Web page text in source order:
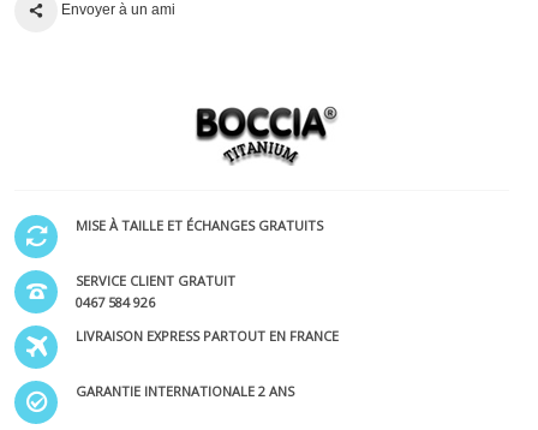
Envoyer à un ami
MISE À TAILLE ET ÉCHANGES GRATUITS
SERVICE CLIENT GRATUIT
0467 584 926
LIVRAISON EXPRESS PARTOUT EN FRANCE
GARANTIE INTERNATIONALE 2 ANS